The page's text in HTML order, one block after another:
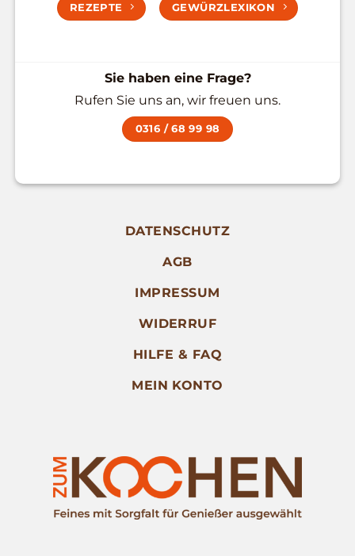
REZEPTE GEWÜRZLEXIKON
Sie haben eine Frage?
Rufen Sie uns an, wir freuen uns.
0316 / 68 99 98
DATENSCHUTZ
AGB
IMPRESSUM
WIDERRUF
HILFE & FAQ
MEIN KONTO